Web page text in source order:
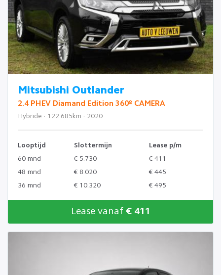
Mitsubishi Outlander
2.4 PHEV Diamand Edition 360º CAMERA
Hybride · 122.685km · 2020
Looptijd Slottermijn
Lease p/m
60 mnd
€ 5.730
€ 411
48 mnd
€ 8.020
€ 445
36 mnd
€ 10.320 € 495
Lease vanaf € 411